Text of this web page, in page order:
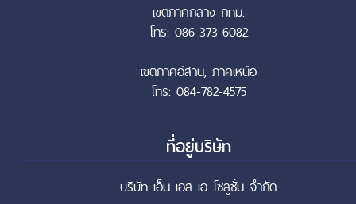
เขตภาคกลาง กทม.
โทร: 086-373-6082
เขตภาคอีสาน, ภาคเหนือ
โทร: 084-782-4575
ที่อยู่บริษัท
บริษัท เอ็น เอส เอ โซลูชั่น จำกัด